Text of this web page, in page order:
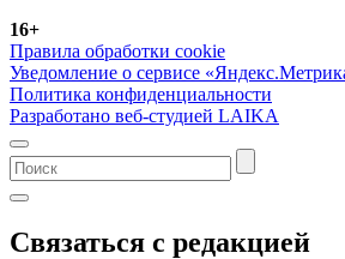
16+
Правила обработки cookie
Уведомление о сервисе
Политика конфиденциальности
Разработано веб-студией LAIKA
Связаться с редакцией